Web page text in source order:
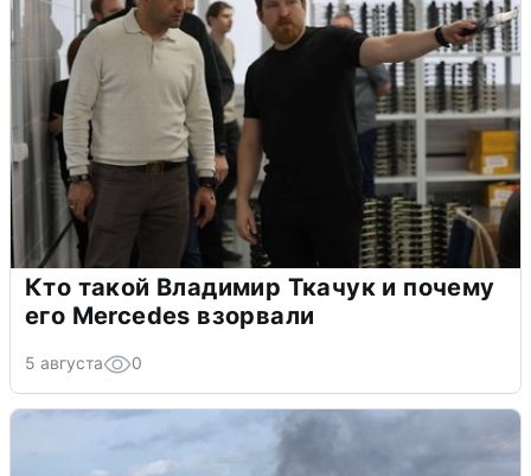
Кто такой Владимир Ткачук и почему
его Mercedes взорвали
5 августа 0